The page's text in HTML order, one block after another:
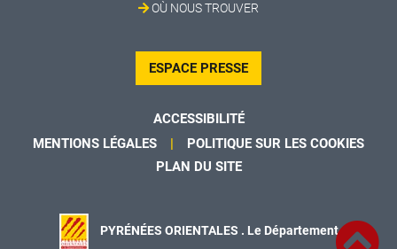
OÙ NOUS TROUVER
ESPACE PRESSE
ACCESSIBILITÉ
MENTIONS LÉGALES
POLITIQUE SUR LES COOKIES
PLAN DU SITE
PYRÉNÉES ORIENTALES . Le Département